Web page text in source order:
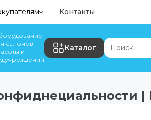
Контакты
салонов
и
Каталог
|